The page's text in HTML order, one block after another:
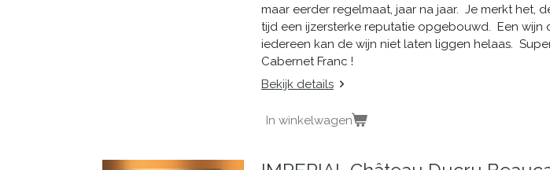
maar eerder regelmaat, jaar na jaar. Je merkt het,
tijd een ijzersterke reputatie opgebouwd. Een wijn
iedereen kan de wijn niet laten liggen helaas.
Cabernet Franc !
Bekijk details
In winkelwagen